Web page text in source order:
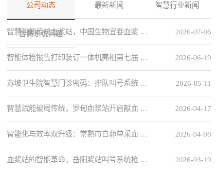
公司动态 最新新闻 智慧行业新闻
智慧系统问题 2026-07-06
智慧赋能传统血浆站，中国生物宜春血浆 …
2026-06-19
智能体检报告打印装订一体机亮相第七届 …
2026-05-11
苏坡卫生院智慧门诊密码：排队叫号系统 …
2026-04-17
智慧赋能破局传统，罗甸血浆站开启献血 …
2026-04-08
智能化与效率双升级：常熟市白茆单采血 …
2026-03-19
血浆站的智能革命，岳阳浆站叫号系统抢 …